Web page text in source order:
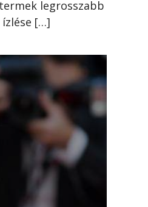
legrosszabb
ízlése […]